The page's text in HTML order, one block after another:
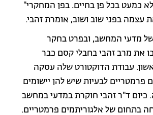
כמעט בכל פן בחיים. בפן המחקרי"
עצמה בפני שוב ושוב, אומרת זהבי.
של מדעי המחשב, ובפרט בחקר
את מרב זהבי בחבלי קסם כבר
עבודת הדוקטורט שלה עסקה
פרמטריים לבעיות שיש להן יישומים
כיום ד"ר זהבי חוקרת במדעי במחשב
בתחום של אלגוריתמים פרמטריים.